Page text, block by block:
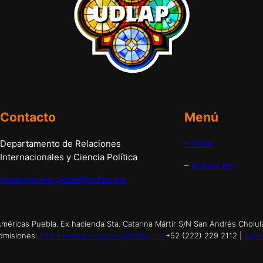
Contacto
Departamento de Relaciones
Internacionales y Ciencia Política
observatorio.global@udlap.mx
Menú
– Inicio
– Acerca de
Puebla. Ex hacienda Sta. Catarina Mártir S/N San Andrés
informes.nuevoingreso@udlap.mx +52 (222) 229 2112 |